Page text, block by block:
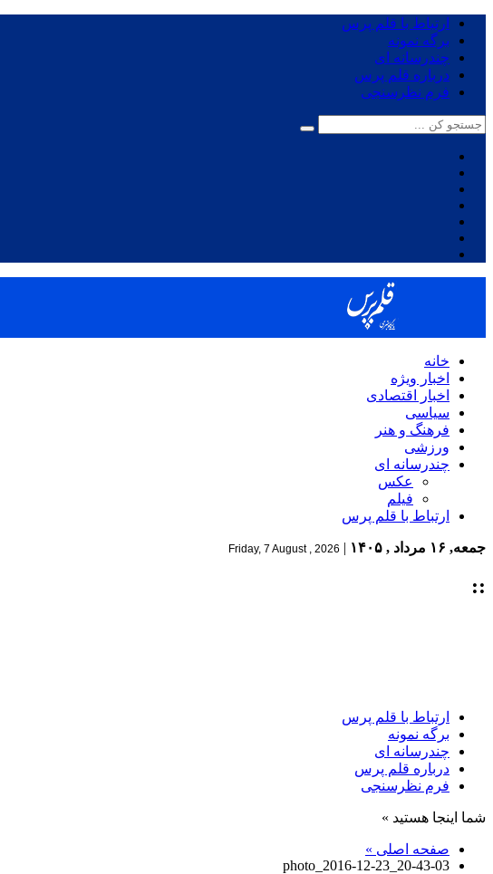
ارتباط با قلم پرس
برگه نمونه
چندرسانه ای
درباره قلم پرس
فرم نظرسنجی
خانه
اخبار ویژه
اخبار اقتصادی
سیاسی
فرهنگ و هنر
ورزشی
چندرسانه ای
عکس
فیلم
ارتباط با قلم پرس
جمعه, ۱۶ مرداد , ۱۴۰۵ |
Friday, 7 August , 2026
::
ارتباط با قلم پرس
برگه نمونه
چندرسانه ای
درباره قلم پرس
فرم نظرسنجی
شما اینجا هستید »
صفحه اصلی »
photo_2016-12-23_20-43-03